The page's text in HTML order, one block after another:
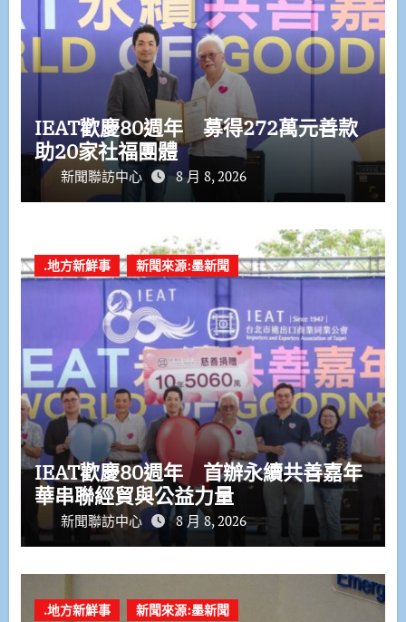
IEAT歡慶80週年 募得272萬元善款
助20家社福團體
新聞聯訪中心 8 月 8, 2026
.地方新鮮事 新聞來源:墨新聞
IEAT歡慶80週年 首辦永續共善嘉年
華串聯經貿與公益力量
新聞聯訪中心 8 月 8, 2026
.地方新鮮事 新聞來源:墨新聞